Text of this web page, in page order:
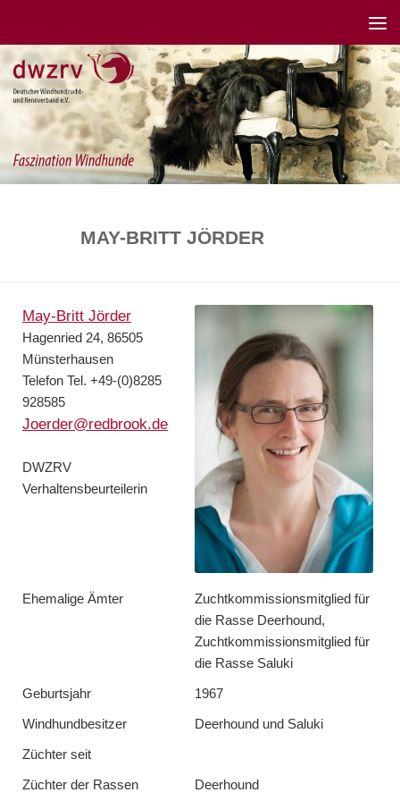
MAY-BRITT JÖRDER
May-Britt Jörder
Hagenried 24, 86505
Münsterhausen
Telefon Tel. +49-(0)8285
928585
Joerder@redbrook.de
DWZRV
Verhaltensbeurteilerin
Ehemalige Ämter
Zuchtkommissionsmitglied für
die Rasse Deerhound,
Zuchtkommissionsmitglied für
die Rasse Saluki
Geburtsjahr
1967
Windhundbesitzer
Deerhound und Saluki
Züchter seit
Züchter der Rassen
Deerhound